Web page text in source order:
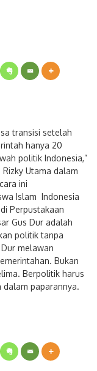
transisi setelah
hanya 20
politik Indonesia,”
Utama dalam
ini
Islam Indonesia
Perpustakaan
Gus Dur adalah
politik tanpa
melawan
Bukan
Berpolitik harus
paparannya.